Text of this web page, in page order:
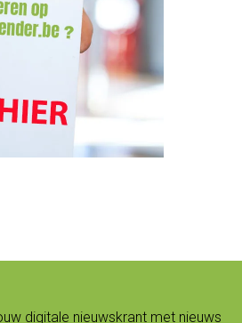
digitale nieuwskrant met nieuws